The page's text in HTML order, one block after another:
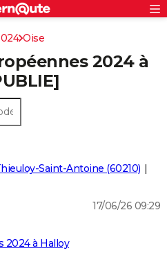
Oise
2024 à
Saint-Antoine (60210)
17/06/26 09:29
2024 à Halloy